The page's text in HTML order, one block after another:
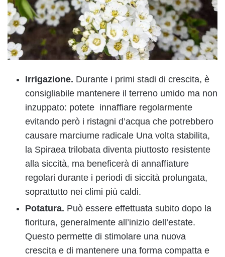
Irrigazione. Durante i primi stadi di crescita, è
consigliabile mantenere il terreno umido ma non
inzuppato: potete innaffiare regolarmente
evitando però i ristagni d’acqua che potrebbero
causare marciume radicale Una volta stabilita,
la Spiraea trilobata diventa piuttosto resistente
alla siccità, ma beneficerà di annaffiature
regolari durante i periodi di siccità prolungata,
soprattutto nei climi più caldi.
Potatura. Può essere effettuata subito dopo la
fioritura, generalmente all’inizio dell’estate.
Questo permette di stimolare una nuova
crescita e di mantenere una forma compatta e